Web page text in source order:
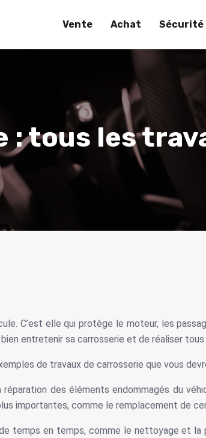
Vente Achat Sécurité
: tous les
C’est elle qui protège le moteur, les
entretenir sa carrosserie et de réaliser
de travaux de carrosserie que vous
des éléments endommagés du
importantes, comme le remplacement de
temps en temps, comme le nettoyage et